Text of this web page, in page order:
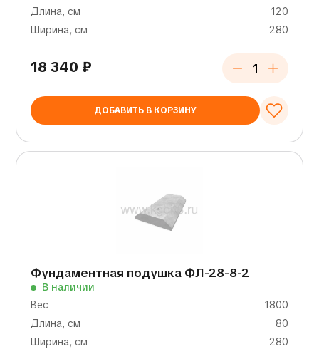
Длина, см
120
Ширина, см
280
18 340 ₽
ДОБАВИТЬ В КОРЗИНУ
Фундаментная подушка ФЛ-28-8-2
В наличии
Вес
1800
Длина, см
80
Ширина, см
280